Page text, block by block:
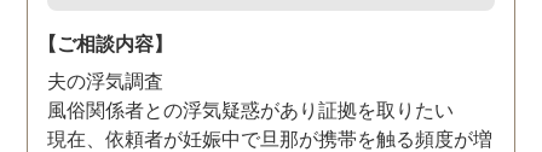
【ご相談内容】
夫の浮気調査
風俗関係者との浮気疑惑があり証拠を取りたい
現在、依頼者が妊娠中で旦那が携帯を触る頻度が増